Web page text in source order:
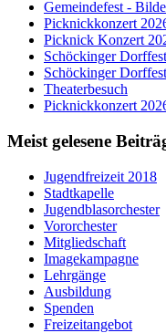
Gemeindefest -
Picknickkonzert
Picknick Konzert
Schöckinger Dorffest
Schöckinger
Theaterbesuch
Picknickkonzert
Meist gelesene
Jugendfreizeit 2018
Stadtkapelle
Jugendblasorchester
Vororchester
Mitgliedschaft
Imagekampagne
Lehrgänge
Ausbildung
Spenden
Freizeitangebot